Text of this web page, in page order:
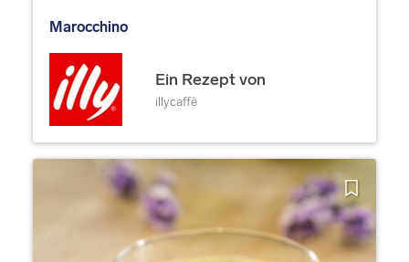
Marocchino
Ein Rezept von
illycaffè